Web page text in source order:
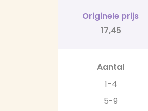
Originele prijs
17,45
Aantal
1-4
5-9